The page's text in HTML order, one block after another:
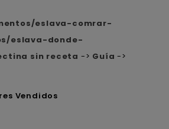
eslava-comrar-
eslava-donde-
sin receta -> Guía ->
Vendidos